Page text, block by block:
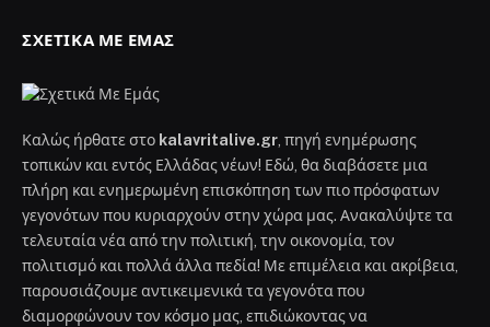
ΣΧΕΤΙΚΆ ΜΕ ΕΜΆΣ
Καλώς ήρθατε στο kalavritalive.gr, πηγή ενημέρωσης
τοπικών και εντός Ελλάδας νέων! Εδώ, θα διαβάσετε μια
πλήρη και ενημερωμένη επισκόπηση των πιο πρόσφατων
γεγονότων που κυριαρχούν στην χώρα μας. Ανακαλύψτε τα
τελευταία νέα από την πολιτική, την οικονομία, τον
πολιτισμό και πολλά άλλα πεδία! Με επιμέλεια και ακρίβεια,
παρουσιάζουμε αντικειμενικά τα γεγονότα που
διαμορφώνουν τον κόσμο μας, επιδιώκοντας να